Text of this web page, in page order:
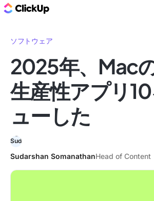
ソフトウェア
2025年、Mac
生産性アプリ
ューした
Sudarshan SomanathanHead of Content